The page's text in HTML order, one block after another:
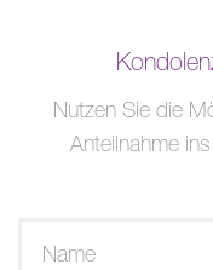
Nutzen Sie die
Anteilnahme
Name